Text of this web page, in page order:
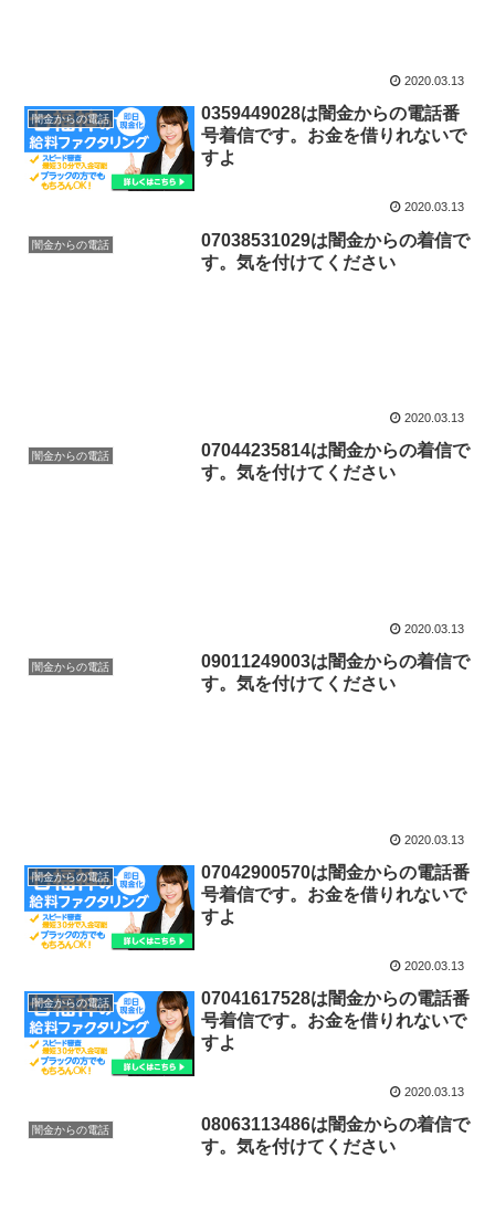
2020.03.13
闇金からの電話
0359449028は闇金からの電話番
号着信です。お金を借りれないで
すよ
2020.03.13
闇金からの電話
07038531029は闇金からの着信で
す。気を付けてください
2020.03.13
闇金からの電話
07044235814は闇金からの着信で
す。気を付けてください
2020.03.13
闇金からの電話
09011249003は闇金からの着信で
す。気を付けてください
2020.03.13
闇金からの電話
07042900570は闇金からの電話番
号着信です。お金を借りれないで
すよ
2020.03.13
闇金からの電話
07041617528は闇金からの電話番
号着信です。お金を借りれないで
すよ
2020.03.13
闇金からの電話
08063113486は闇金からの着信で
す。気を付けてください